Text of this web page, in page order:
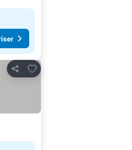
Del
Legg til i favoritter